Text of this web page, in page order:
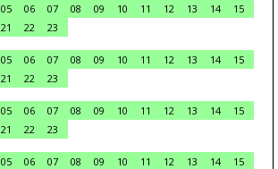
05 06 07 08 09 10 11 12 13 14
15
21 22
23
05 06 07 08 09 10 11 12 13 14
15
21 22
23
05 06 07 08 09 10 11 12 13 14
15
21 22
23
05 06 07 08 09 10 11 12 13 14
15